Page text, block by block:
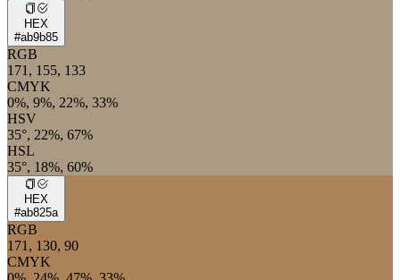
HEX
#ab9b85
RGB
171, 155, 133
CMYK
0%, 9%, 22%, 33%
HSV
35°, 22%, 67%
HSL
35°, 18%, 60%
HEX
#ab825a
RGB
171, 130, 90
CMYK